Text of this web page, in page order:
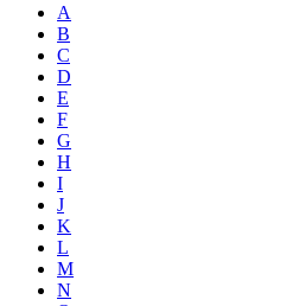
A
B
C
D
E
F
G
H
I
J
K
L
M
N